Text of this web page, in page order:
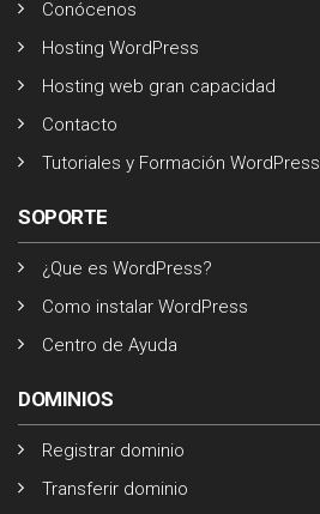
Conócenos
Hosting WordPress
Hosting web gran capacidad
Contacto
Tutoriales y Formación WordPress
SOPORTE
¿Que es WordPress?
Como instalar WordPress
Centro de Ayuda
DOMINIOS
Registrar dominio
Transferir dominio